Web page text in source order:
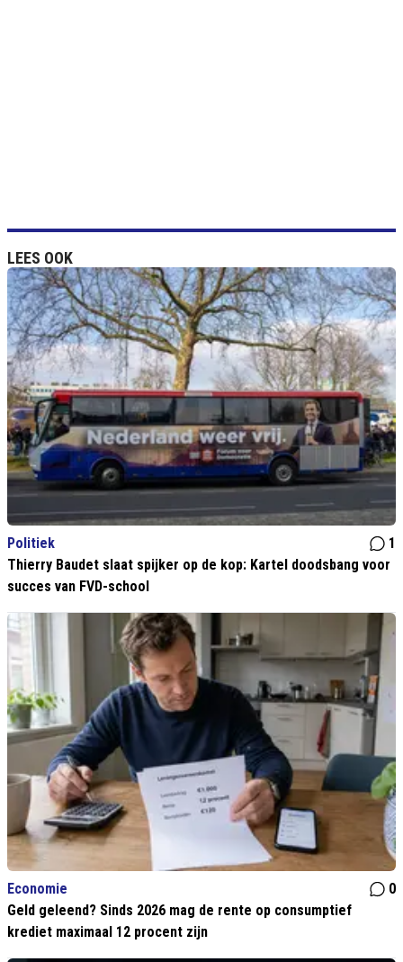
LEES OOK
Politiek
1
Thierry Baudet slaat spijker op de kop: Kartel doodsbang voor
succes van FVD-school
Economie
0
Geld geleend? Sinds 2026 mag de rente op consumptief
krediet maximaal 12 procent zijn